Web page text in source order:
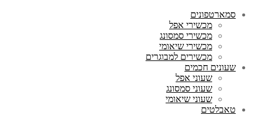
סמארטפונים
מכשירי אפל
מכשירי סמסונג
מכשירי שיאומי
מכשירים למבוגרים
שעונים חכמים
שעוני אפל
שעוני סמסונג
שעוני שיאומי
טאבלטים